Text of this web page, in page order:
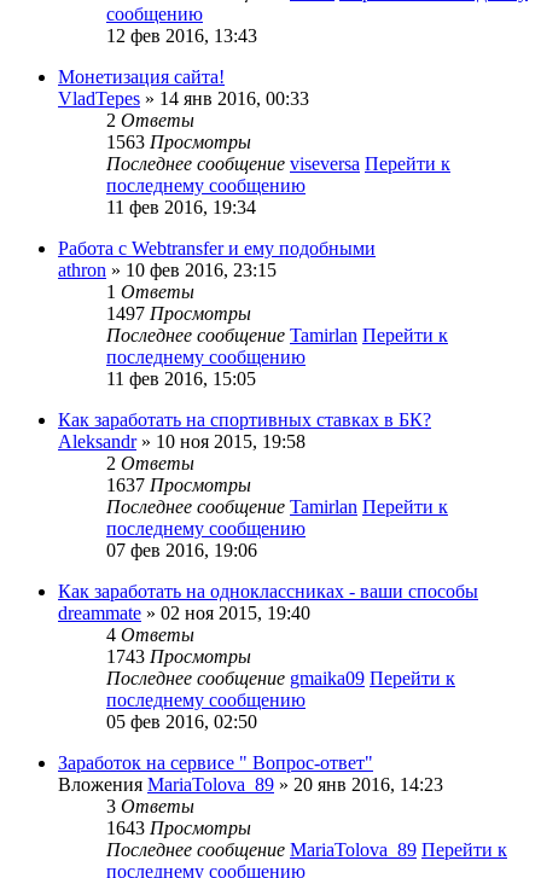
сообщению
12 фев 2016, 13:43
Монетизация сайта!
VladTepes » 14 янв 2016, 00:33
2 Ответы
1563 Просмотры
Последнее сообщение viseversa Перейти к
последнему сообщению
11 фев 2016, 19:34
Работа с Webtransfer и ему подобными
athron » 10 фев 2016, 23:15
1 Ответы
1497 Просмотры
Последнее сообщение Tamirlan Перейти к
последнему сообщению
11 фев 2016, 15:05
Как заработать на спортивных ставках в БК?
Aleksandr» 10 ноя 2015, 19:58
2 Ответы
1637 Просмотры
Последнее сообщение Tamirlan Перейти к
последнему сообщению
07 фев 2016, 19:06
Как заработать на одноклассниках - ваши способы
dreammate » 02 ноя 2015, 19:40
4 Ответы
1743 Просмотры
Последнее сообщение gmaika09 Перейти к
последнему сообщению
05 фев 2016, 02:50
Заработок на сервисе " Вопрос-ответ"
Вложения MariaTolova_89 » 20 янв 2016, 14:23
3 Ответы
1643 Просмотры
Последнее сообщение MariaTolova_89 Перейти к
последнему сообщению